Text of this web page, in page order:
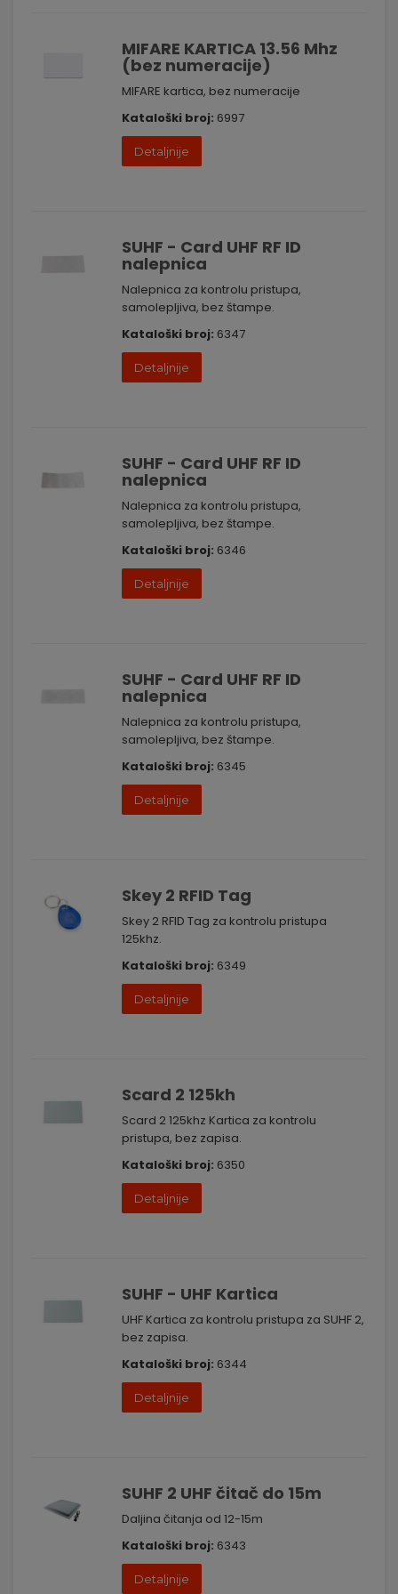
MIFARE KARTICA 13.56 Mhz
(bez numeracije)
MIFARE kartica, bez numeracije
Kataloški broj: 6997
Detaljnije
SUHF - Card UHF RF ID
nalepnica
Nalepnica za kontrolu pristupa,
samolepljiva, bez štampe.
Kataloški broj: 6347
Detaljnije
SUHF - Card UHF RF ID
nalepnica
Nalepnica za kontrolu pristupa,
samolepljiva, bez štampe.
Kataloški broj: 6346
Detaljnije
SUHF - Card UHF RF ID
nalepnica
Nalepnica za kontrolu pristupa,
samolepljiva, bez štampe.
Kataloški broj: 6345
Detaljnije
Skey 2 RFID Tag
Skey 2 RFID Tag za kontrolu pristupa
125khz.
Kataloški broj: 6349
Detaljnije
Scard 2 125kh
Scard 2 125khz Kartica za kontrolu
pristupa, bez zapisa.
Kataloški broj: 6350
Detaljnije
SUHF - UHF Kartica
UHF Kartica za kontrolu pristupa za SUHF 2,
bez zapisa.
Kataloški broj: 6344
Detaljnije
SUHF 2 UHF čitač do 15m
Daljina čitanja od 12-15m
Kataloški broj: 6343
Detaljnije